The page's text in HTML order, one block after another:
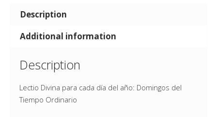
Description
Additional information
Description
Lectio Divina para cada día del año: Domingos del
Tiempo Ordinario